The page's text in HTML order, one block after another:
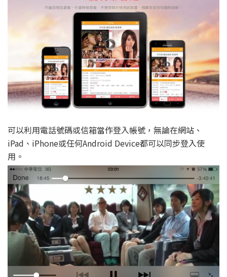
可以利用電話號碼或信箱當作登入帳號，無論在網站、
iPad、iPhone或任何Android Device都可以同步登入使
用。